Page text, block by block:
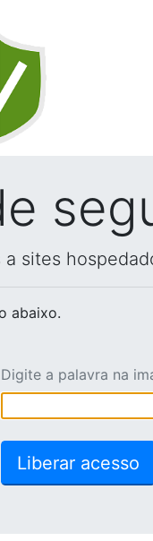
sites
abaixo.
Digite a palavra na